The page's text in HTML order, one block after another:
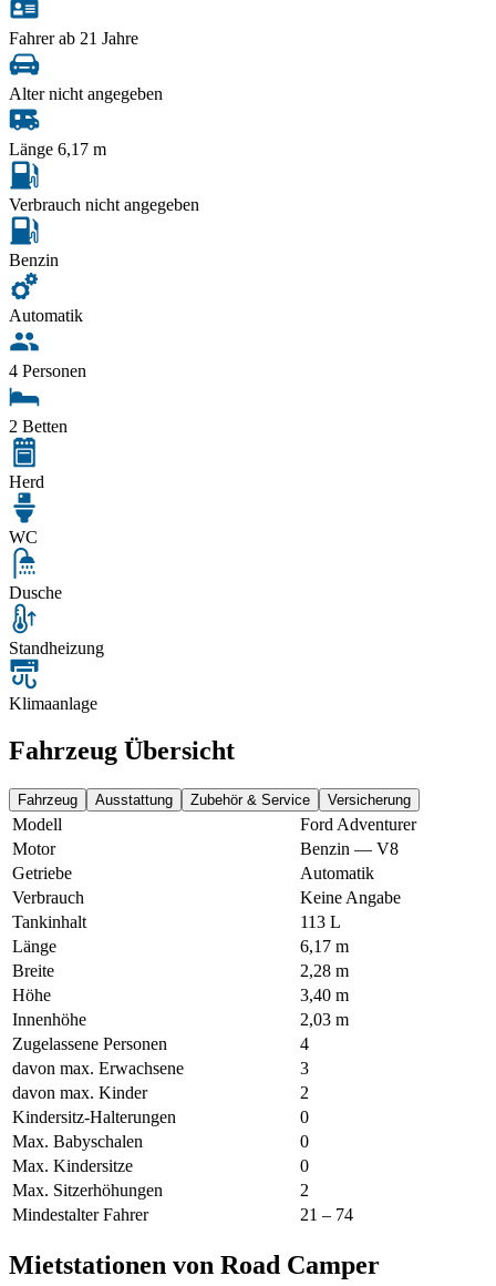
Fahrer ab 21 Jahre
Alter nicht angegeben
Länge 6,17 m
Verbrauch nicht angegeben
Benzin
Automatik
4 Personen
2 Betten
Herd
WC
Dusche
Standheizung
Klimaanlage
Fahrzeug Übersicht
Fahrzeug Ausstattung Zubehör & Service Versicherung
Modell
Ford Adventurer
Motor
Benzin — V8
Getriebe
Automatik
Verbrauch
Keine Angabe
Tankinhalt
113 L
Länge
6,17 m
Breite
2,28 m
Höhe
3,40 m
Innenhöhe
2,03 m
Zugelassene Personen
4
davon max. Erwachsene
3
davon max. Kinder
2
Kindersitz-Halterungen
0
Max. Babyschalen
0
Max. Kindersitze
0
Max. Sitzerhöhungen
2
Mindestalter Fahrer
21 – 74
Mietstationen von Road Camper